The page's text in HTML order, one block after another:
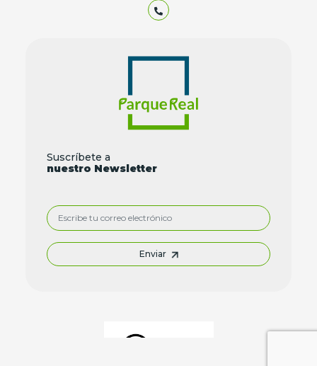
Suscríbete a
nuestro Newsletter
Enviar